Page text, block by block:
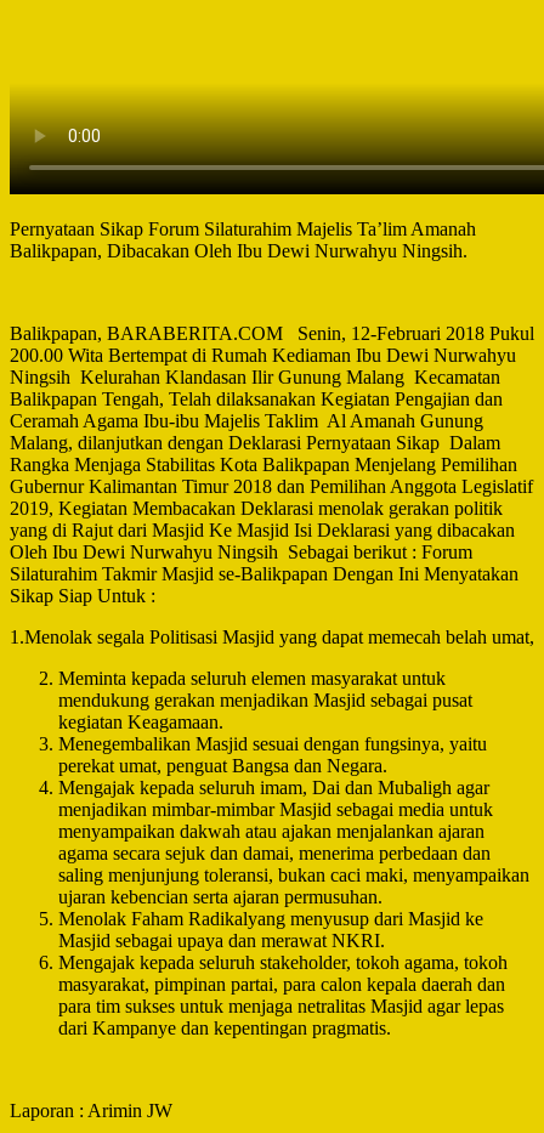
Pernyataan Sikap Forum Silaturahim Majelis Ta’lim Amanah
Balikpapan, Dibacakan Oleh Ibu Dewi Nurwahyu Ningsih.
Balikpapan, BARABERITA.COM Senin, 12-Februari 2018 Pukul
200.00 Wita Bertempat di Rumah Kediaman Ibu Dewi Nurwahyu
Ningsih Kelurahan Klandasan Ilir Gunung Malang Kecamatan
Balikpapan Tengah, Telah dilaksanakan Kegiatan Pengajian dan
Ceramah Agama Ibu-ibu Majelis Taklim Al Amanah Gunung
Malang, dilanjutkan dengan Deklarasi Pernyataan Sikap Dalam
Rangka Menjaga Stabilitas Kota Balikpapan Menjelang Pemilihan
Gubernur Kalimantan Timur 2018 dan Pemilihan Anggota Legislatif
2019, Kegiatan Membacakan Deklarasi menolak gerakan politik
yang di Rajut dari Masjid Ke Masjid Isi Deklarasi yang dibacakan
Oleh Ibu Dewi Nurwahyu Ningsih Sebagai berikut : Forum
Silaturahim Takmir Masjid se-Balikpapan Dengan Ini Menyatakan
Sikap Siap Untuk :
1.Menolak segala Politisasi Masjid yang dapat memecah belah umat,
Meminta kepada seluruh elemen masyarakat untuk
mendukung gerakan menjadikan Masjid sebagai pusat
kegiatan Keagamaan.
Menegembalikan Masjid sesuai dengan fungsinya, yaitu
perekat umat, penguat Bangsa dan Negara.
Mengajak kepada seluruh imam, Dai dan Mubaligh agar
menjadikan mimbar-mimbar Masjid sebagai media untuk
menyampaikan dakwah atau ajakan menjalankan ajaran
agama secara sejuk dan damai, menerima perbedaan dan
saling menjunjung toleransi, bukan caci maki, menyampaikan
ujaran kebencian serta ajaran permusuhan.
Menolak Faham Radikalyang menyusup dari Masjid ke
Masjid sebagai upaya dan merawat NKRI.
Mengajak kepada seluruh stakeholder, tokoh agama, tokoh
masyarakat, pimpinan partai, para calon kepala daerah dan
para tim sukses untuk menjaga netralitas Masjid agar lepas
dari Kampanye dan kepentingan pragmatis.
Laporan : Arimin JW